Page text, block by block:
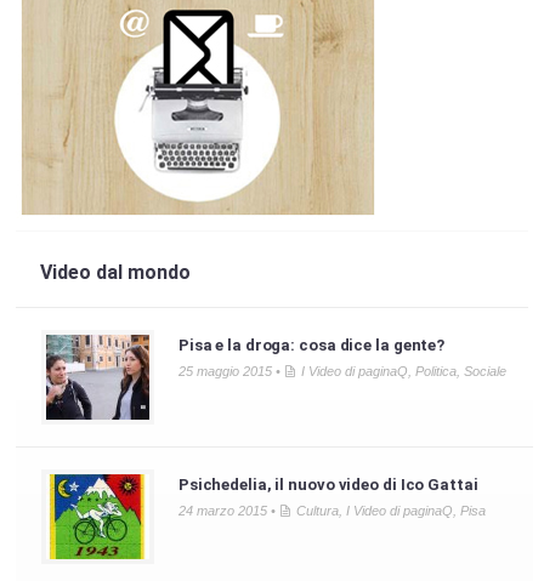
Video dal mondo
Pisa e la droga: cosa dice la gente?
25 maggio 2015 • I Video di paginaQ Politica, Sociale
Psichedelia, il nuovo video di Ico Gattai
24 marzo 2015 • Cultura, I Video di paginaQ Pisa